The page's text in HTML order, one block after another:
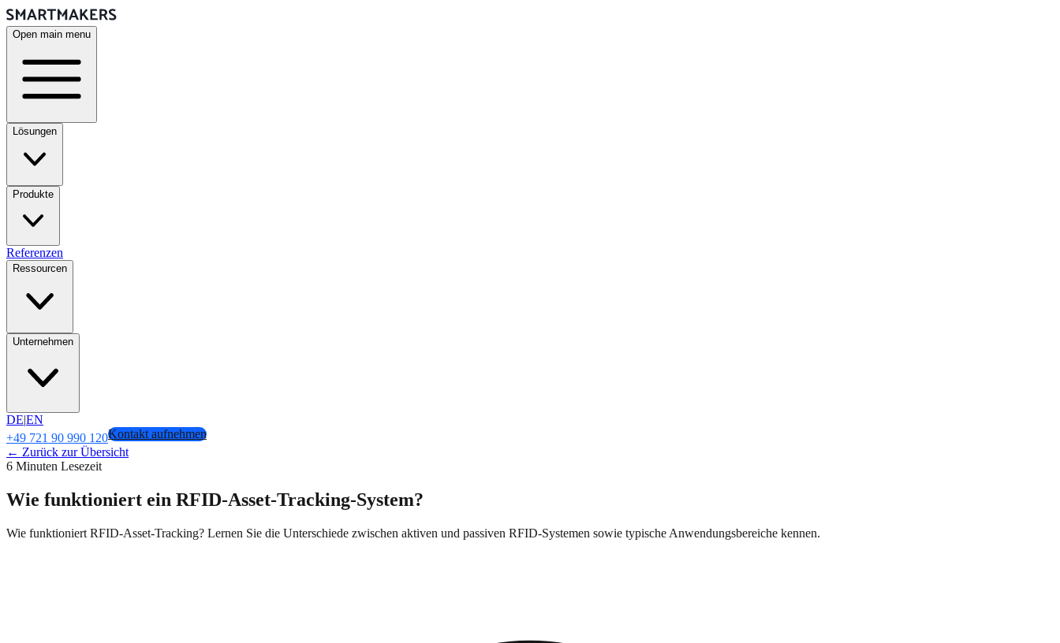
Open main menu
Lösungen
Produkte
Referenzen
Ressourcen
Unternehmen
DE|EN
+49 721 90 990 120Kontakt aufnehmen
← Zurück zur Übersicht
6 Minuten Lesezeit
Wie funktioniert ein RFID-Asset-Tracking-System?
Wie funktioniert RFID-Asset-Tracking? Lernen Sie die Unterschiede zwischen aktiven und passiven RFID-Systemen sowie typische Anwendungsbereiche kennen.